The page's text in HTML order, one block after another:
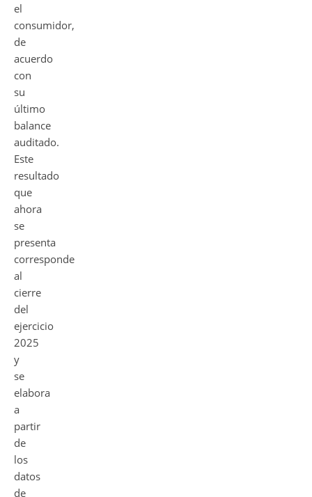
el
consumidor,
de
acuerdo
con
su
último
balance
auditado.
Este
resultado
que
ahora
se
presenta
corresponde
al
cierre
del
ejercicio
2025
y
se
elabora
a
partir
de
los
datos
de